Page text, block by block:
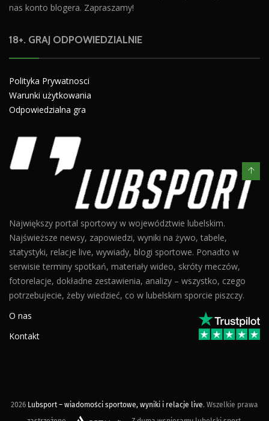
nas konto blogera. Zapraszamy!
18+. GRAJ ODPOWIEDZIALNIE
Polityka Prywatnosci
Warunki użytkowania
Odpowiedzialna gra
Największy portal sportowy w województwie lubelskim.
Najświeższe newsy, zapowiedzi, wyniki na żywo, tabele,
statystyki, relacje live, wywiady, blogi sportowe. Ponadto w
serwisie terminy spotkań, materiały wideo, skróty meczów,
fotorelacje, dokładne zestawienia, analizy – wszystko, czego
potrzebujecie, żeby wiedzieć, co w lubelskim sporcie piszczy.
O nas
Kontakt
2026 Lubsport – wiadomości sportowe, wyniki i relacje live. Wszelkie prawa